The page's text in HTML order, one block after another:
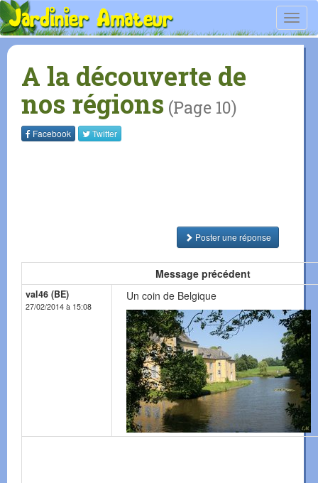
A la découverte de
nos régions (Page 10)
Facebook Twitter
Poster une réponse
Message précédent
val46 (BE)
27/02/2014 à 15:08
Un coin de Belgique